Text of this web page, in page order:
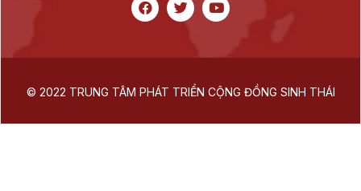
© 2022 TRUNG TÂM PHÁT TRIỂN CỘNG ĐỒNG SINH THÁI